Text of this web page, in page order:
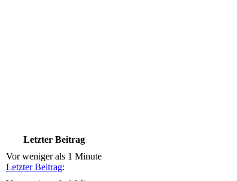
Letzter Beitrag
Vor weniger als 1 Minute
Letzter Beitrag: